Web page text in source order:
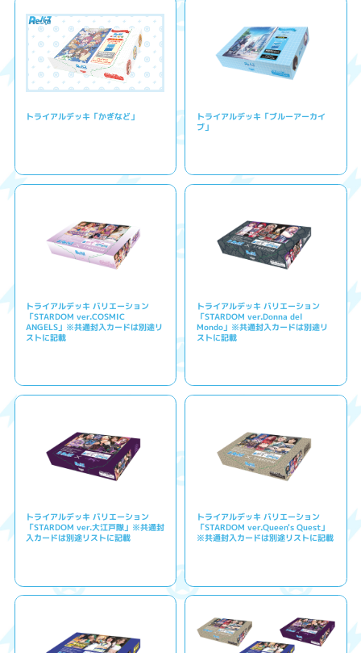
トライアルデッキ「かぎなど」
トライアルデッキ「ブルーアーカイ
ブ」
トライアルデッキ バリエーション
「STARDOM ver.COSMIC
ANGELS」※共通封入カードは別途リ
ストに記載
トライアルデッキ バリエーション
「STARDOM ver.Donna del
Mondo」※共通封入カードは別途リ
ストに記載
トライアルデッキ バリエーション
「STARDOM ver.大江戸隊」※共通封
入カードは別途リストに記載
トライアルデッキ バリエーション
「STARDOM ver.Queen's Quest」
※共通封入カードは別途リストに記載